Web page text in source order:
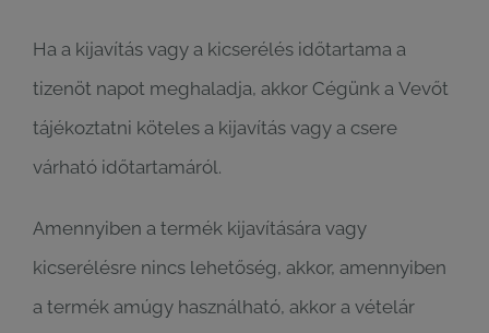
Ha a kijavítás vagy a kicserélés időtartama a
tizenöt napot meghaladja, akkor Cégünk a Vevőt
tájékoztatni köteles a kijavítás vagy a csere
várható időtartamáról.
Amennyiben a termék kijavítására vagy
kicserélésre nincs lehetőség, akkor, amennyiben
a termék amúgy használható, akkor a vételár